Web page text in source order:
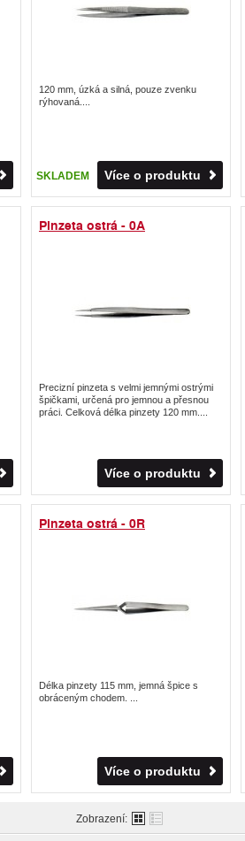
120 mm, úzká a silná, pouze zvenku
rýhovaná....
SKLADEM Více o produktu
Pinzeta ostrá - 0A
Precizní pinzeta s velmi jemnými ostrými
špičkami, určená pro jemnou a přesnou
práci. Celková délka pinzety 120 mm....
Více o produktu
Pinzeta ostrá - 0R
Délka pinzety 115 mm, jemná špice s
obráceným chodem. ...
Více o produktu
Zobrazení: